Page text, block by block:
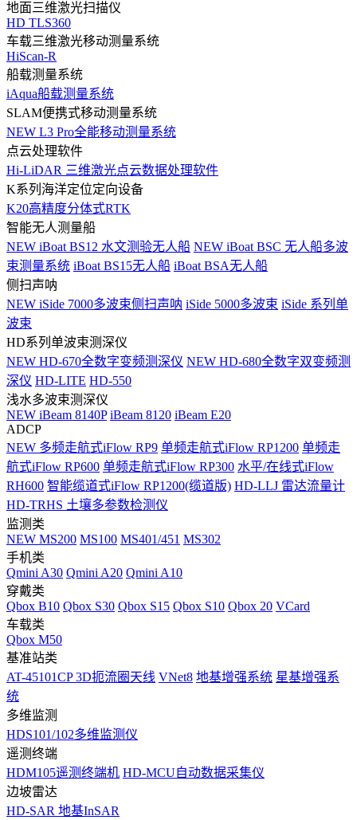
地面三维激光扫描仪
HD TLS360
车载三维激光移动测量系统
HiScan-R
船载测量系统
iAqua船载测量系统
SLAM便携式移动测量系统
NEW L3 Pro全能移动测量系统
点云处理软件
Hi-LiDAR 三维激光点云数据处理软件
K系列海洋定位定向设备
K20高精度分体式RTK
智能无人测量船
NEW iBoat BS12 水文测验无人船 NEW iBoat BSC 无人船多波
束测量系统 iBoat BS15无人船 iBoat BSA无人船
侧扫声呐
NEW iSide 7000多波束侧扫声呐 iSide 5000多波束 iSide 系列单
波束
HD系列单波束测深仪
NEW HD-670全数字变频测深仪 NEW HD-680全数字双变频测
深仪 HD-LITE HD-550
浅水多波束测深仪
NEW iBeam 8140P iBeam 8120 iBeam E20
ADCP
NEW 多频走航式iFlow RP9 单频走航式iFlow RP1200 单频走
航式iFlow RP600 单频走航式iFlow RP300 水平/在线式iFlow
RH600 智能缆道式iFlow RP1200(缆道版) HD-LLJ 雷达流量计
HD-TRHS 土壤多参数检测仪
监测类
NEW MS200 MS100 MS401/451 MS302
手机类
Qmini A30 Qmini A20 Qmini A10
穿戴类
Qbox B10 Qbox S30 Qbox S15 Qbox S10 Qbox 20 VCard
车载类
Qbox M50
基准站类
AT-45101CP 3D扼流圈天线 VNet8 地基增强系统 星基增强系
统
多维监测
HDS101/102多维监测仪
遥测终端
HDM105遥测终端机 HD-MCU自动数据采集仪
边坡雷达
HD-SAR 地基InSAR